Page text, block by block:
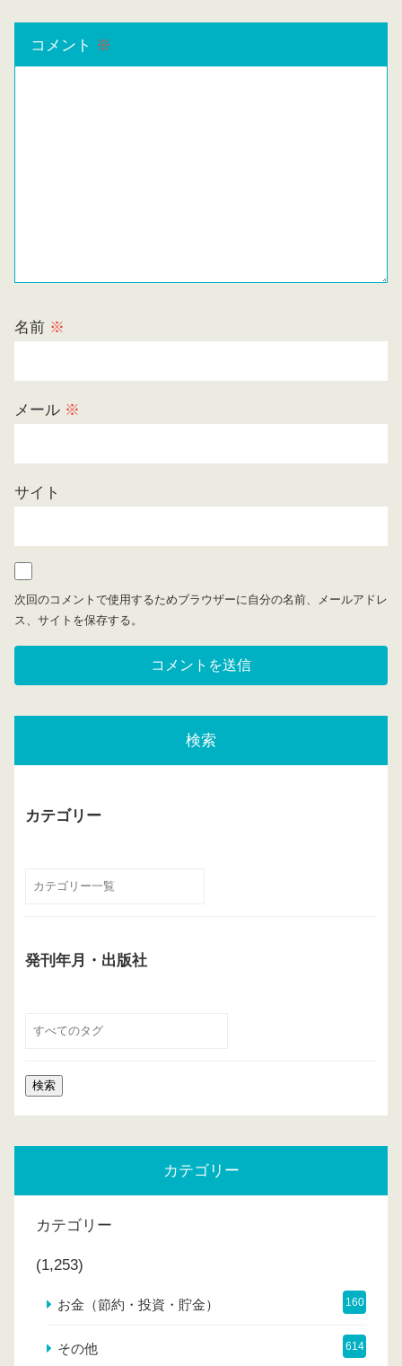
コメント ※
名前 ※
メール ※
サイト
次回のコメントで使用するためブラウザーに自分の名前、メールアドレ
ス、サイトを保存する。
検索
カテゴリー
発刊年月・出版社
カテゴリー
カテゴリー
(1,253)
お金（節約・投資・貯金） 160
その他 614